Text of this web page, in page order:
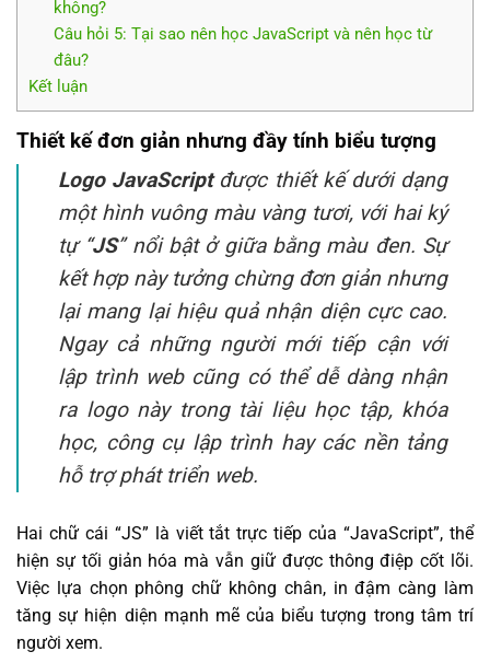
không?
Câu hỏi 5: Tại sao nên học JavaScript và nên học từ
đâu?
Kết luận
Thiết kế đơn giản nhưng đầy tính biểu tượng
Logo JavaScriptđược thiết kế dưới dạng
một hình vuông màu vàng tươi, với hai ký
tự “JS” nổi bật ở giữa bằng màu đen. Sự
kết hợp này tưởng chừng đơn giản nhưng
lại mang lại hiệu quả nhận diện cực cao.
Ngay cả những người mới tiếp cận với
lập trình web cũng có thể dễ dàng nhận
ra logo này trong tài liệu học tập, khóa
học, công cụ lập trình hay các nền tảng
hỗ trợ phát triển web.
Hai chữ cái “JS” là viết tắt trực tiếp của “JavaScript”, thể
hiện sự tối giản hóa mà vẫn giữ được thông điệp cốt lõi.
Việc lựa chọn phông chữ không chân, in đậm càng làm
tăng sự hiện diện mạnh mẽ của biểu tượng trong tâm trí
người xem.